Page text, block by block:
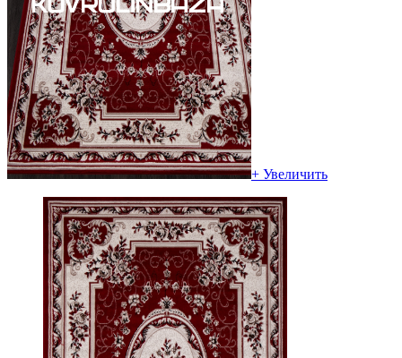
+ Увеличить